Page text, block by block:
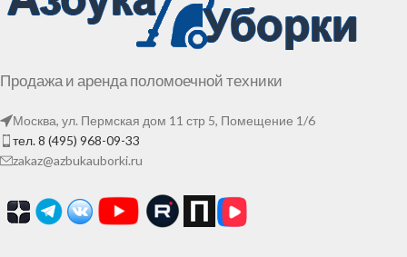
Продажа и аренда поломоечной техники
Москва, ул. Пермская дом 11 стр 5, Помещение 1/6
тел. 8 (495) 968-09-33
zakaz@azbukauborki.ru